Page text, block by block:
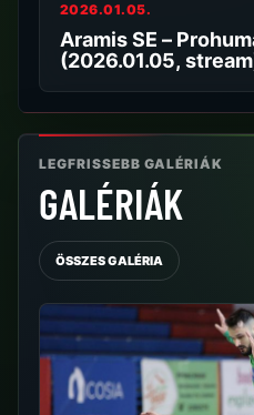
2026.01.05.
Aramis SE –
(2026.01.05,
LEGFRISSEBB GALÉRIÁK
GALÉRIÁK
ÖSSZES GALÉRIA